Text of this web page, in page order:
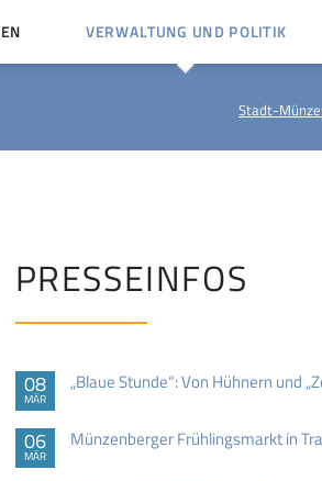
VERWALTUNG UND POLITIK
Politische Gremien
Stadt-
PRESSEINFOS
08
MÄR
„Blaue Stunde“: Von Hühnern und
06
MÄR
Münzenberger Frühlingsmarkt in